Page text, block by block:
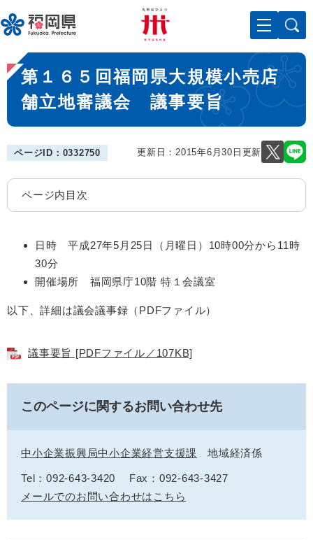
ー
ジ
先
頭
。
メニューを飛ばして本文へ
本
文
第１６５回福岡県大規模小売店
舗立地審議会 議事要旨
ページID：0332750 更新日：2015年6月30日更新
ページ内目次
日時 平成27年5月25日（月曜日）10時00分から11時
30分
開催場所 福岡県庁10階 特１会議室
以下、詳細は議会議事録（PDFファイル）
議事要旨 [PDFファイル／107KB]
このページに関するお問い合わせ先
中小企業振興局中小企業経営支援課 地域経済係
Tel：092-643-3420
Fax：092-643-3427
メールでのお問い合わせはこちら